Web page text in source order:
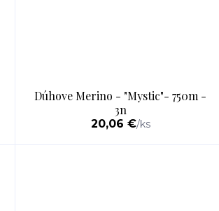
Dúhove Merino - "Mystic"- 750m -
3n
20,06 €/ks